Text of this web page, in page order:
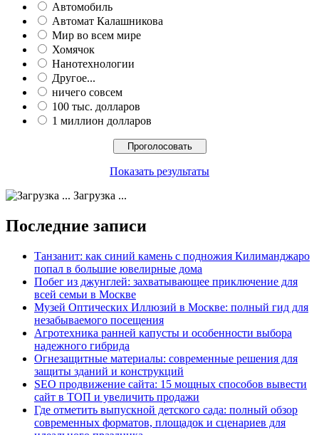
Автомобиль
Автомат Калашникова
Мир во всем мире
Хомячок
Нанотехнологии
Другое...
ничего совсем
100 тыс. долларов
1 миллион долларов
Показать результаты
Загрузка ...
Последние записи
Танзанит: как синий камень с подножия Килиманджаро
попал в большие ювелирные дома
Побег из джунглей: захватывающее приключение для
всей семьи в Москве
Музей Оптических Иллюзий в Москве: полный гид для
незабываемого посещения
Агротехника ранней капусты и особенности выбора
надежного гибрида
Огнезащитные материалы: современные решения для
защиты зданий и конструкций
SEO продвижение сайта: 15 мощных способов вывести
сайт в ТОП и увеличить продажи
Где отметить выпускной детского сада: полный обзор
современных форматов, площадок и сценариев для